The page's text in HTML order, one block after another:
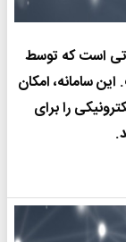
است که توسط
سامانه، امکان
را برای